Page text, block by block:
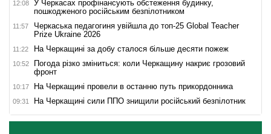
12:08
У Черкасах профінансують обстеження будинку,
пошкодженого російським безпілотником
11:57
Черкаська педагогиня увійшла до топ-25 Global Teacher
Prize Ukraine 2026
11:22 На Черкащині за добу сталося більше десяти пожеж
10:52
Погода різко зміниться: коли Черкащину накриє грозовий
фронт
10:17 На Черкащині провели в останню путь прикордонника
09:31 На Черкащині сили ППО знищили російський безпілотник